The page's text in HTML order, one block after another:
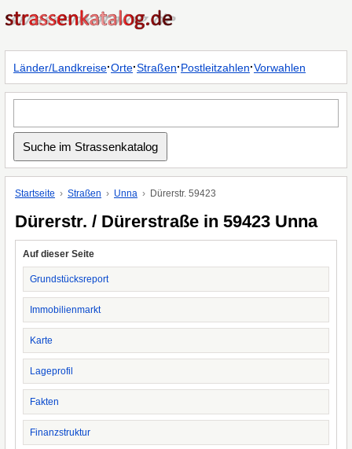
Länder/Landkreise·Orte·Straßen·Postleitzahlen·Vorwahlen
Startseite Straßen Unna Dürerstr. 59423
Dürerstr. / Dürerstraße in 59423 Unna
Auf dieser Seite
Grundstücksreport
Immobilienmarkt
Karte
Lageprofil
Fakten
Finanzstruktur